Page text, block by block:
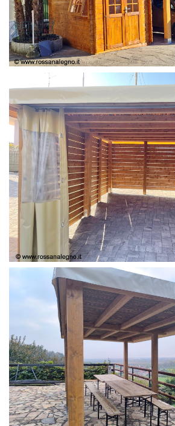
CASETTA E COPERTURA AUTO